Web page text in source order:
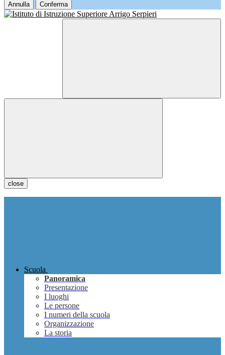
Annulla Conferma
close
Scuola
Panoramica
Presentazione
I luoghi
Le persone
I numeri della scuola
Organizzazione
La storia